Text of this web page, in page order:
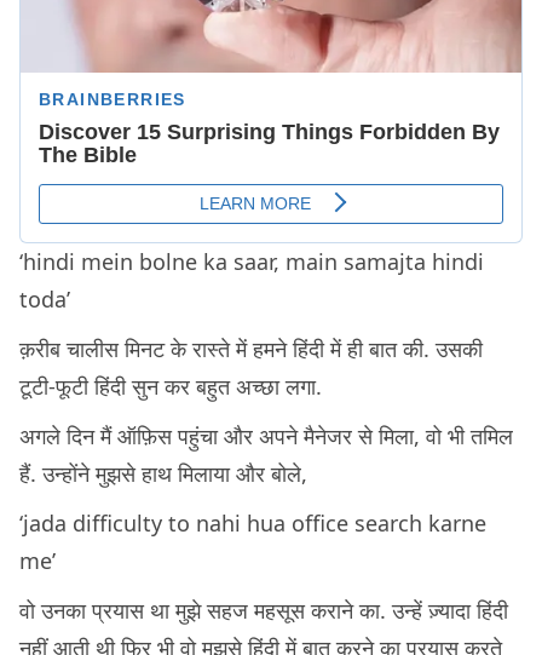
‘hindi mein bolne ka saar, main samajta hindi
toda’
क़रीब चालीस मिनट के रास्ते में हमने हिंदी में ही बात की. उसकी
टूटी-फूटी हिंदी सुन कर बहुत अच्छा लगा.
अगले दिन मैं ऑफ़िस पहुंचा और अपने मैनेजर से मिला, वो भी तमिल
हैं. उन्होंने मुझसे हाथ मिलाया और बोले,
‘jada difficulty to nahi hua office search karne
me’
वो उनका प्रयास था मुझे सहज महसूस कराने का. उन्हें ज़्यादा हिंदी
नहीं आती थी फिर भी वो मुझसे हिंदी में बात करने का प्रयास करते